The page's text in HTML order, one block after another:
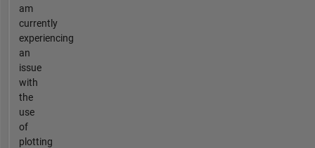
am
currently
experiencing
an
issue
with
the
use
of
plotting